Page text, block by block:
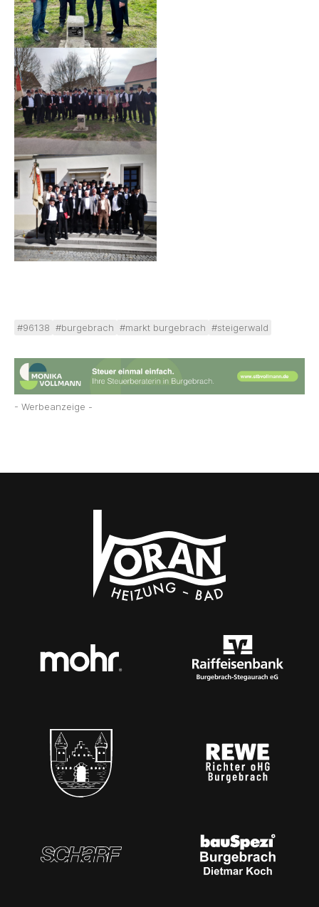
#96138 #burgebrach #markt burgebrach #steigerwald
- Werbeanzeige -